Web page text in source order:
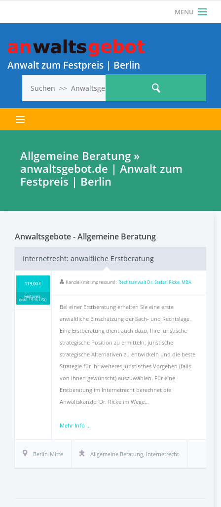
MENU
Anwalt? Jetzt KOSTENLOS REGISTRIEREN und 1
ANWALTSGEBOT KOSTENLOS VERÖFFENTLICHEN!
Anwalt zum Festpreis | Berlin
Alle Anwaltsgebote
FAQ
Als Anwalt registrieren
Inhalt melden
Allgemeine Beratung »
anwaltsgebot.de | Anwalt zum
Festpreis | Berlin
Anwaltsgebote - Allgemeine Beratung
Internetrecht: anwaltliche Erstberatung
119,00 €
Festpreis
(inkl. 19 % USt)
Kanzlei (mit Impressum): Rechtsanwalt Dr. Stefan Ricke, MBA
Bei einer Erstberatung erhalten Sie eine erste
anwaltliche Einschätzung der Sach- und Rechtslage.
Eine Erstberatung dient auch dazu, Ihre juristische
strategische Position zu ermitteln, juristische
strategische Alternativen zu entwickeln und die beste
Strategie für Ihr weiteres juristisches Vorgehen (falls
von Ihnen gewünscht) auszuwählen. Für eine
Erstberatung im Internetrecht berechnet die
Anwaltskanzlei Dr. Ricke im Wege…
Mehr Info ...
Berlin-Mitte Allgemeine Beratung, Internetrecht